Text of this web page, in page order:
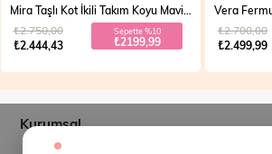
Mira Taşlı Kot İkili Takım Koyu Mavi 19286
₺2.444,43
₺2.750,00 Sepette %10
₺2199,99 ₺2.499,99
₺2.700,00
Kurumsal